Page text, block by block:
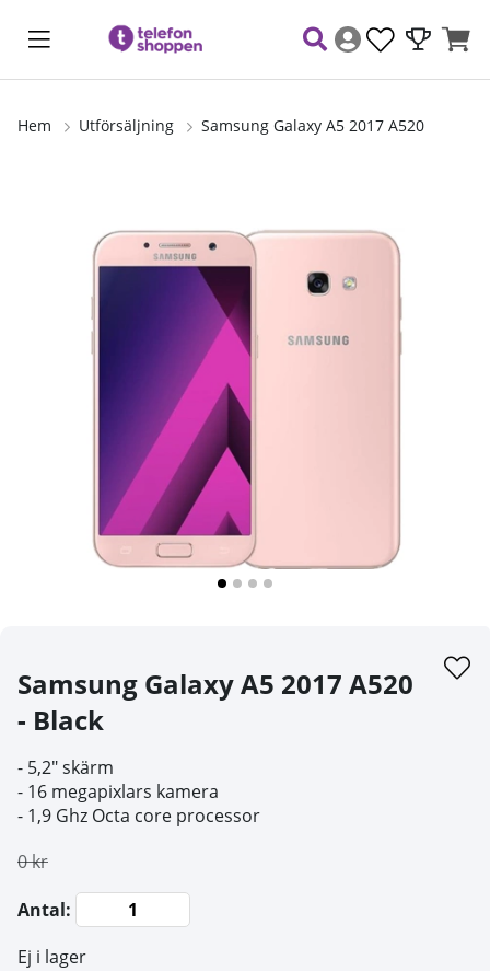
Hem Utförsäljning Samsung Galaxy A5 2017 A520
Samsung Galaxy A5 2017 A520
- Black
- 5,2" skärm
- 16 megapixlars kamera
- 1,9 Ghz Octa core processor
0 kr
Antal:
Ej i lager